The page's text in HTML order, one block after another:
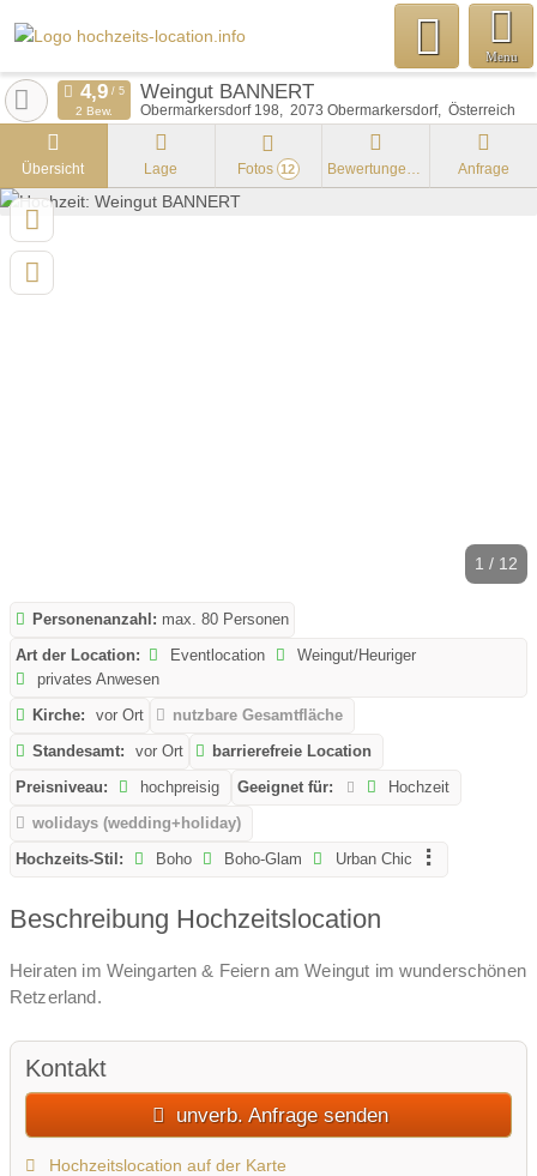
Menu
Weingut BANNERT
Obermarkersdorf 198 2073 Obermarkersdorf Österreich
2 Bew.
Übersicht Lage Fotos 12 Bewertungen Anfrage
1 / 12
Personenanzahl: max. 80 Personen
Art der Location:
Eventlocation
Weingut/Heuriger
privates Anwesen
Kirche:
vor Ort
nutzbare Gesamtfläche
Standesamt:
vor Ort
barrierefreie Location
Preisniveau:
hochpreisig Geeignet für:
Hochzeit
wolidays (wedding+holiday)
Hochzeits-Stil:
Boho Boho-Glam Urban Chic
Beschreibung Hochzeitslocation
Heiraten im Weingarten & Feiern am Weingut im wunderschönen
Retzerland.
Kontakt
unverb. Anfrage senden
Hochzeitslocation auf der Karte